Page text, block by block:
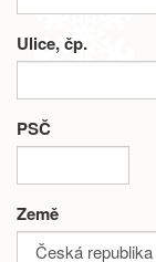
Ulice, čp.
PSČ
Země